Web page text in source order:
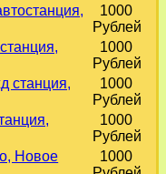
1000
Рублей
1000
Рублей
станция,
1000
Рублей
1000
Рублей
Новое
1000